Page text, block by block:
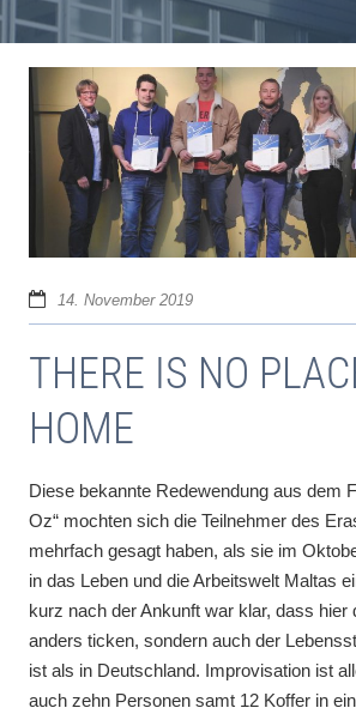
14. November 2019
THERE IS NO
HOME
Diese bekannte Redewendung aus dem
Oz“ mochten sich die Teilnehmer des
mehrfach gesagt haben, als sie im
in das Leben und die Arbeitswelt Maltas
kurz nach der Ankunft war klar, dass hier
anders ticken, sondern auch der
ist als in Deutschland. Improvisation ist
auch zehn Personen samt 12 Koffer in